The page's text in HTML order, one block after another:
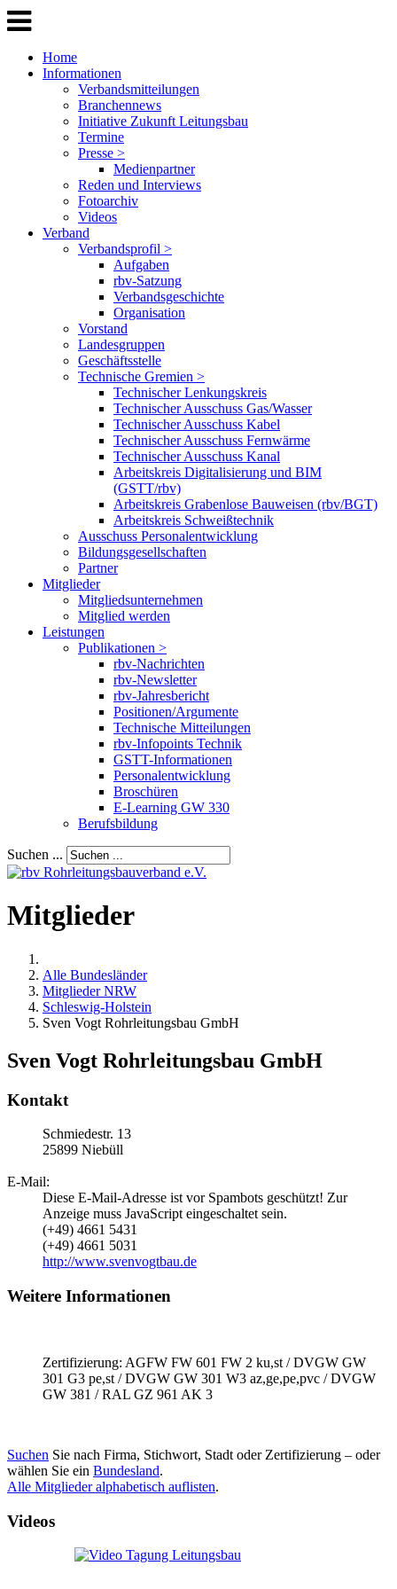
Home
Informationen
Verbandsmitteilungen
Branchennews
Initiative Zukunft Leitungsbau
Termine
Presse >
Medienpartner
Reden und Interviews
Fotoarchiv
Videos
Verband
Verbandsprofil >
Aufgaben
rbv-Satzung
Verbandsgeschichte
Organisation
Vorstand
Landesgruppen
Geschäftsstelle
Technische Gremien >
Technischer Lenkungskreis
Technischer Ausschuss Gas/Wasser
Technischer Ausschuss Kabel
Technischer Ausschuss Fernwärme
Technischer Ausschuss Kanal
Arbeitskreis Digitalisierung und BIM
(GSTT/rbv)
Arbeitskreis Grabenlose Bauweisen (rbv/BGT)
Arbeitskreis Schweißtechnik
Ausschuss Personalentwicklung
Bildungsgesellschaften
Partner
Mitglieder
Mitgliedsunternehmen
Mitglied werden
Leistungen
Publikationen >
rbv-Nachrichten
rbv-Newsletter
rbv-Jahresbericht
Positionen/Argumente
Technische Mitteilungen
rbv-Infopoints Technik
GSTT-Informationen
Personalentwicklung
Broschüren
E-Learning GW 330
Berufsbildung
Suchen ...
Mitglieder
Alle Bundesländer
Mitglieder NRW
Schleswig-Holstein
Sven Vogt Rohrleitungsbau GmbH
Sven Vogt Rohrleitungsbau GmbH
Kontakt
Schmiedestr. 13
25899 Niebüll
E-Mail:
Diese E-Mail-Adresse ist vor Spambots geschützt! Zur
Anzeige muss JavaScript eingeschaltet sein.
(+49) 4661 5431
(+49) 4661 5031
http://www.svenvogtbau.de
Weitere Informationen
Zertifizierung: AGFW FW 601 FW 2 ku,st / DVGW GW
301 G3 pe,st / DVGW GW 301 W3 az,ge,pe,pvc / DVGW
GW 381 / RAL GZ 961 AK 3
Suchen Sie nach Firma, Stichwort, Stadt oder Zertifizierung – oder
wählen Sie ein Bundesland.
Alle Mitglieder alphabetisch auflisten.
Videos